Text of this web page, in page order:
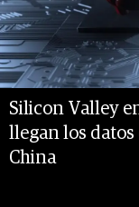
Silicon Valley
llegan los
China